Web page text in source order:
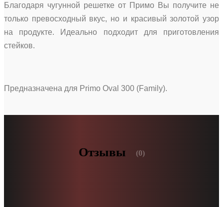
Благодаря чугунной решетке от Примо Вы получите не
только превосходный вкус, но и красивый золотой узор
на продукте. Идеально подходит для приготовления
стейков.
Предназначена для Primo Oval 300 (Family).
Отзывы (0)